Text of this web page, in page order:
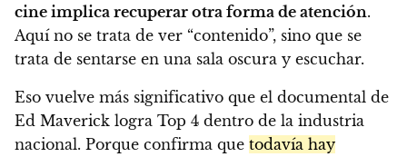
cine implica recuperar otra forma de atención.
Aquí no se trata de ver “contenido”, sino que se
trata de sentarse en una sala oscura y escuchar.
Eso vuelve más significativo que el documental de
Ed Maverick logra Top 4 dentro de la industria
nacional. Porque confirma que todavía hay